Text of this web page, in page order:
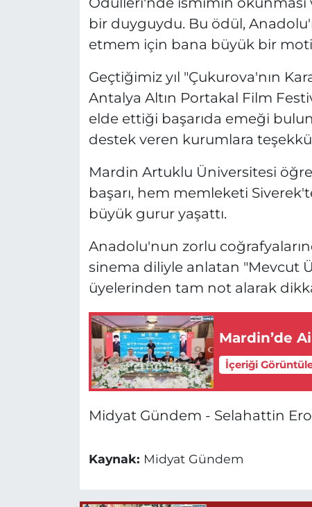
bir duyguydu. Bu ödül,
etmem için bana büyük bir
Geçtiğimiz yıl "Çukurova'nın
Antalya Altın Portakal Film
elde ettiği başarıda emeği
destek veren kurumlara
Mardin Artuklu Üniversitesi
başarı, hem memleketi
büyük gurur yaşattı.
Anadolu'nun zorlu
sinema diliyle anlatan "Mevcut
üyelerinden tam not alarak
Mardin’de
İçeriği
Midyat Gündem - Selahattin
Kaynak: Midyat Gündem